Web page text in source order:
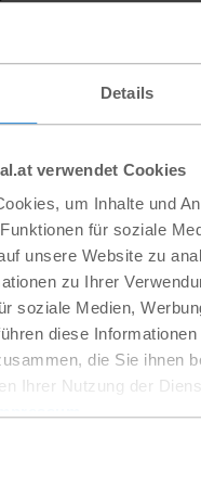
Details
verwendet Cookies
um Inhalte und
für soziale
unsere Website zu
zu Ihrer
soziale Medien,
diese
die Sie ihnen
Ihrer Nutzung der
Manager bei
mit dem
Da viele
verfügen sie
um
statt Binden
sich nicht
sagt Joseline.
werden, groß.